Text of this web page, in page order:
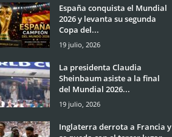
España conquista el Mundial
2026 y levanta su segunda
Copa del...
19 julio, 2026
La presidenta Claudia
Sheinbaum asiste a la final
del Mundial 2026...
19 julio, 2026
Inglaterra derrota a Francia y